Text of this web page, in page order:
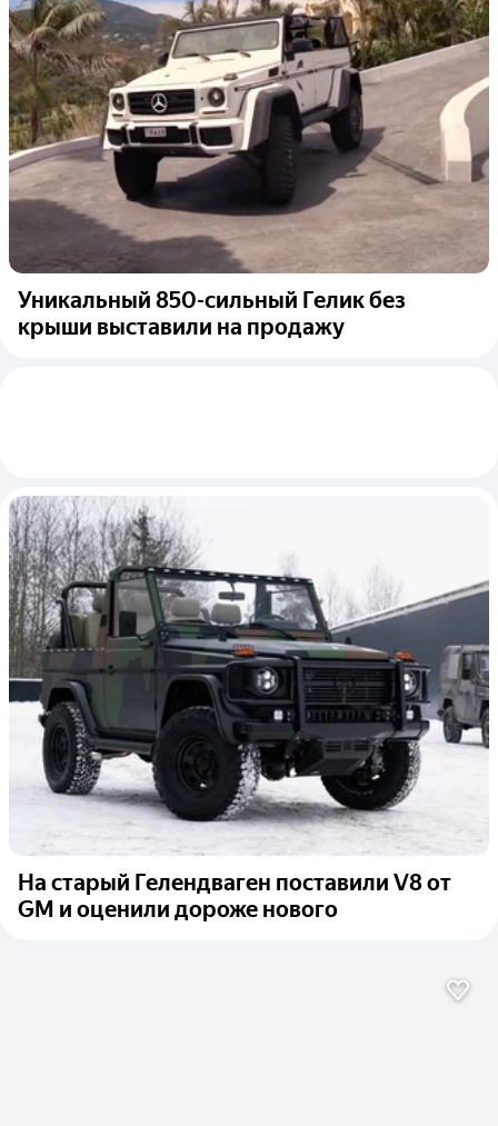
Уникальный 850-сильный Гелик без
крыши выставили на продажу
На старый Гелендваген поставили V8 от
GM и оценили дороже нового